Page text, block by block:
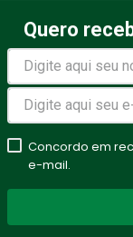
Quero
Concordo em
e-mail.